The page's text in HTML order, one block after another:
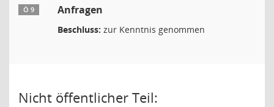
Ö 9 Anfragen
Beschluss: zur Kenntnis genommen
Nicht öffentlicher Teil: